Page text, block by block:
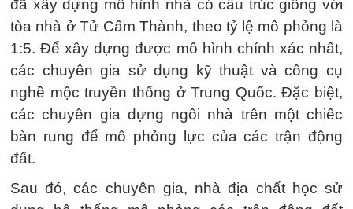
đã xây dựng mô hình nhà có cấu trúc giống với
tòa nhà ở Tử Cấm Thành, theo tỷ lệ mô phỏng là
1:5. Để xây dựng được mô hình chính xác nhất,
các chuyên gia sử dụng kỹ thuật và công cụ
nghề mộc truyền thống ở Trung Quốc. Đặc biệt,
các chuyên gia dựng ngôi nhà trên một chiếc
bàn rung để mô phỏng lực của các trận động
đất.
Sau đó, các chuyên gia, nhà địa chất học sử